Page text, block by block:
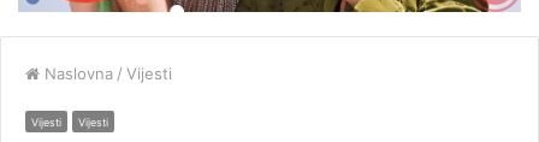
Naslovna / Vijesti
Vijesti Vijesti